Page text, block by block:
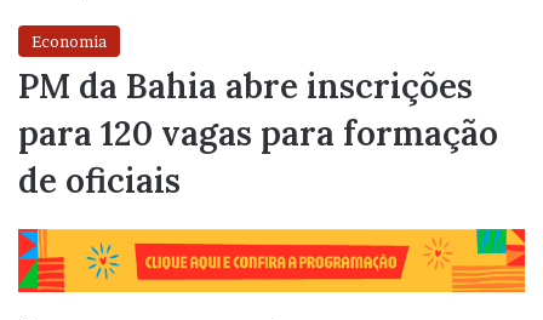
Economia
PM da Bahia abre inscrições
para 120 vagas para formação
de oficiais